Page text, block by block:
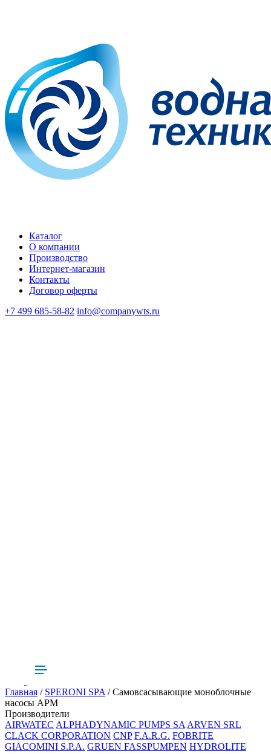
Каталог
О компании
Производство
Интернет-магазин
Контакты
Договор оферты
+7 499 685-58-82 info@companywts.ru
Главная / SPERONI SPA/ Самовсасывающие моноблочные
насосы APM
Производители
AIRWATEC ALPHADYNAMIC PUMPS SAARVEN SRL
CLACK CORPORATION CNP F.A.R.G. FOBRITE
GIACOMINI S.P.A. GRUEN FASSPUMPEN HYDROLITE